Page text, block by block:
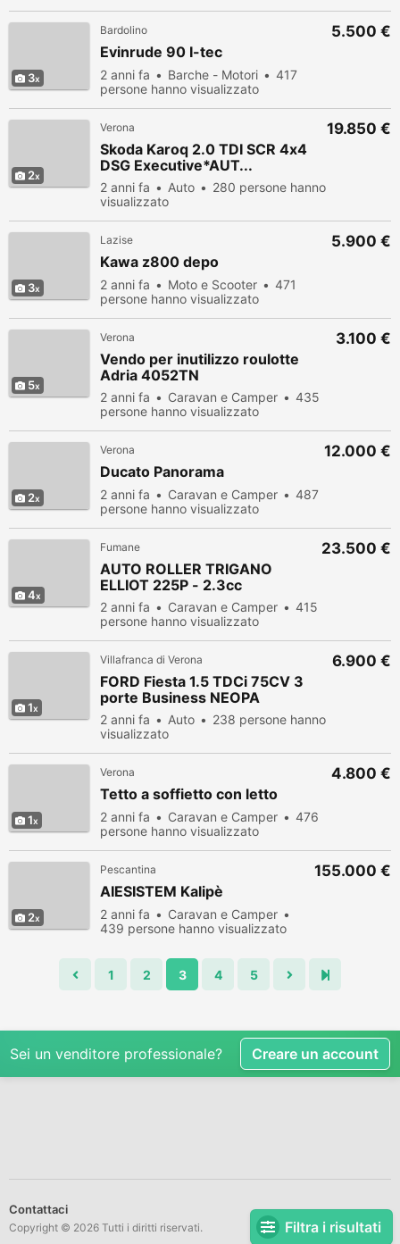
Filtra i risultati
3
Bardolino
Evinrude 90 I-tec
2 anni fa Barche - Motori
417
persone hanno visualizzato
5.500 €
2
Verona
Skoda Karoq 2.0 TDI SCR 4x4
DSG Executive*AUT...
2 anni fa Auto
280 persone hanno
visualizzato
19.850 €
3
Lazise
Kawa z800 depo
2 anni fa Moto e Scooter
471
persone hanno visualizzato
5.900 €
5
Verona
Vendo per inutilizzo roulotte
Adria 4052TN
2 anni fa Caravan e Camper
435
persone hanno visualizzato
3.100 €
2
Verona
Ducato Panorama
2 anni fa Caravan e Camper
487
persone hanno visualizzato
12.000 €
4
Fumane
AUTO ROLLER TRIGANO
ELLIOT 225P - 2.3cc
2 anni fa Caravan e Camper
415
persone hanno visualizzato
23.500 €
1
Villafranca di Verona
FORD Fiesta 1.5 TDCi 75CV 3
porte Business NEOPA
2 anni fa Auto
238 persone hanno
visualizzato
6.900 €
1
Verona
Tetto a soffietto con letto
2 anni fa Caravan e Camper
476
persone hanno visualizzato
4.800 €
2
Pescantina
AIESISTEM Kalipè
2 anni fa
Caravan e Camper
439 persone hanno visualizzato
155.000 €
1 2 3 4 5
Sei un venditore professionale? Creare un account
Contattaci
Copyright © 2026 Tutti i diritti riservati.